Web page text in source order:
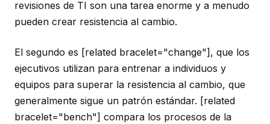
revisiones de TI son una tarea enorme y a menudo
pueden crear resistencia al cambio.
El segundo es [related bracelet="change"], que los
ejecutivos utilizan para entrenar a individuos y
equipos para superar la resistencia al cambio, que
generalmente sigue un patrón estándar. [related
bracelet="bench"] compara los procesos de la